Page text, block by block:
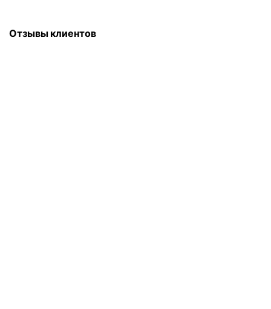
Отзывы клиентов